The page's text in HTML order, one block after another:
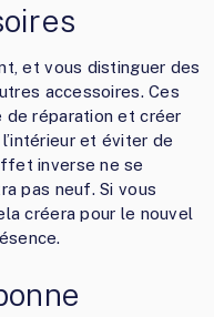
et vous distinguer des
accessoires. Ces
de réparation et créer
et éviter de
inverse ne se
pas neuf. Si vous
créera pour le nouvel